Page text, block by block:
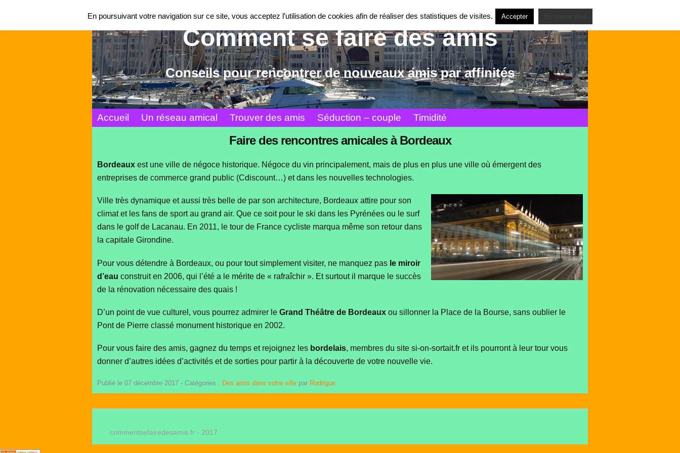
Comment se faire des amis
Conseils pour rencontrer de nouveaux amis par affinités
Accueil Un réseau amical Trouver des amis Séduction – couple Timidité
Faire des rencontres amicales à Bordeaux
Bordeaux est une ville de négoce historique. Négoce du vin principalement, mais de plus en plus une ville où émergent des
entreprises de commerce grand public (Cdiscount…) et dans les nouvelles technologies.
Ville très dynamique et aussi très belle de par son architecture, Bordeaux attire pour son
climat et les fans de sport au grand air. Que ce soit pour le ski dans les Pyrénées ou le surf
dans le golf de Lacanau. En 2011, le tour de France cycliste marqua même son retour dans
la capitale Girondine.
Pour vous détendre à Bordeaux, ou pour tout simplement visiter, ne manquez pas le miroir
d’eau construit en 2006, qui l’été a le mérite de « rafraîchir ». Et surtout il marque le succès
de la rénovation nécessaire des quais !
D’un point de vue culturel, vous pourrez admirer le Grand Théâtre de Bordeaux ou sillonner la Place de la Bourse, sans oublier le
Pont de Pierre classé monument historique en 2002.
Pour vous faire des amis, gagnez du temps et rejoignez les bordelais, membres du site si-on-sortait.fr et ils pourront à leur tour vous
donner d’autres idées d’activités et de sorties pour partir à la découverte de votre nouvelle vie.
Publié le 07 décembre 2017 - Catégories : Des amis dans votre ville par Rodrigue
commentsefairedesamis.fr - 2017
En poursuivant votre navigation sur ce site, vous acceptez l’utilisation de cookies afin de réaliser des statistiques de visites. Accepter